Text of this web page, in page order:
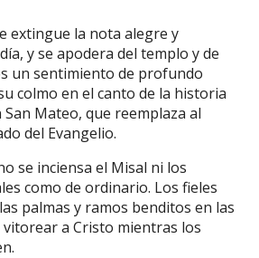
extingue la nota alegre y
y se apodera del templo y de
un sentimiento de profundo
colmo en el canto de la historia
Mateo, que reemplaza al
del Evangelio.
se inciensa el Misal ni los
como de ordinario. Los fieles
palmas y ramos benditos en las
a Cristo mientras los